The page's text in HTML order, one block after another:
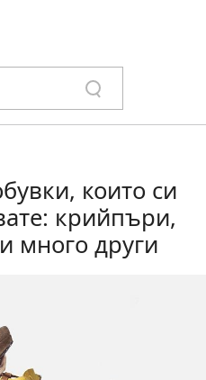
които си
крийпъри,
много други